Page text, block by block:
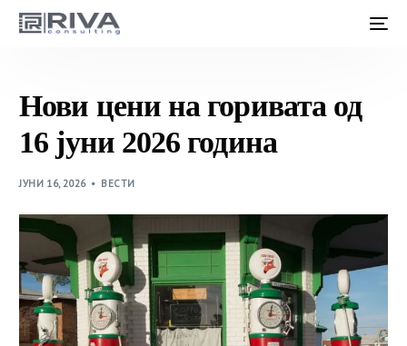
Нови цени на горивата од
16 јуни 2026 година
ЈУНИ 16, 2026 ВЕСТИ